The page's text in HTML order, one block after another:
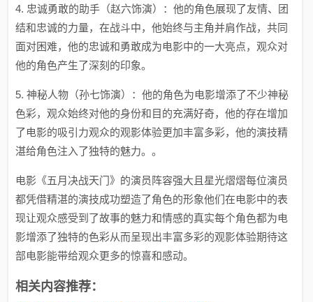
4. 忠诚勇敢的助手（赵六饰演）：他的角色展现了友情、团
结和忠诚的力量，在战斗中，他始终与主角并肩作战，共同
面对困难，他的忠诚和勇敢成为电影中的一大亮点，观众对
他的角色产生了深刻的印象。
5. 神秘人物（孙七饰演）：他的角色为电影增添了不少神秘
色彩，观众始终对他的身份和目的充满好奇，他的存在增加
了电影的吸引力观众的观影体验更加丰富多彩，他的演技精
湛给角色注入了独特的魅力。。
电影《五月决战天门》的演员阵容强大且星光熠熠每位演员
都凭借精湛的演技成功塑造了角色的形象他们在电影中的表
现让观众感受到了故事的魅力和情感的真实每个角色都为电
影增添了独特的色彩从而呈现出丰富多彩的观影体验期待这
部电影能带给观众更多的惊喜和感动。
相关内容推荐：